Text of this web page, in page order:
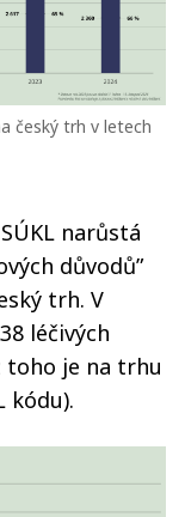
český trh v letech
narůstá
důvodů”
trh. V
léčivých
je na trhu
kódu).